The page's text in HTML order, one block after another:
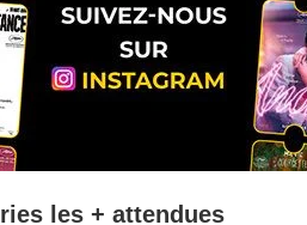
les + attendues